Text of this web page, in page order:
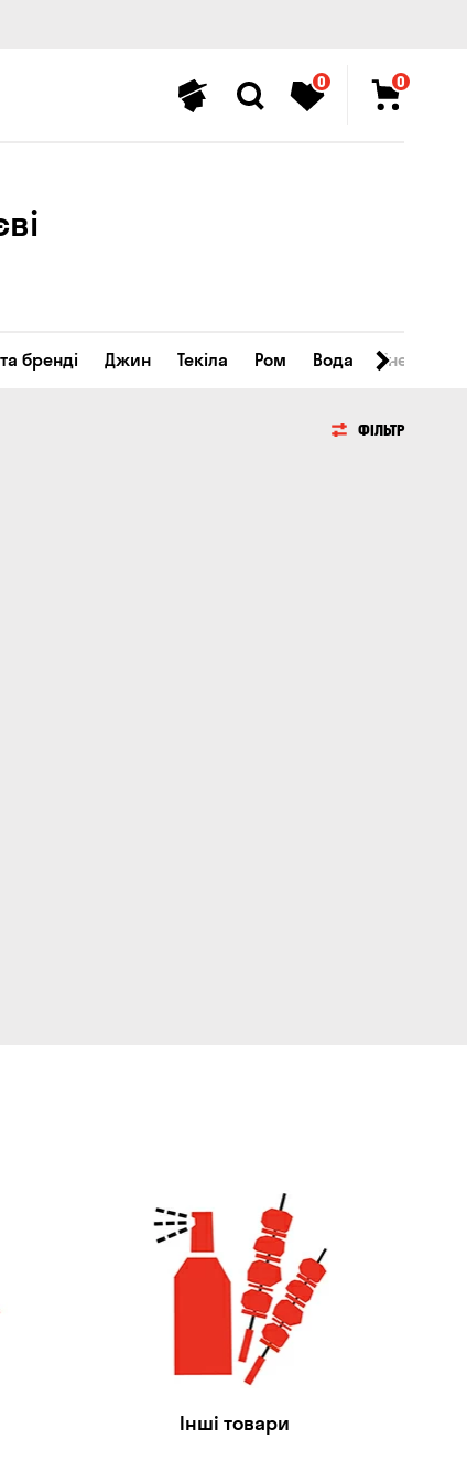
0 0
бренді Джин Текіла Ром Вода
ФІЛЬТР
Інші товари